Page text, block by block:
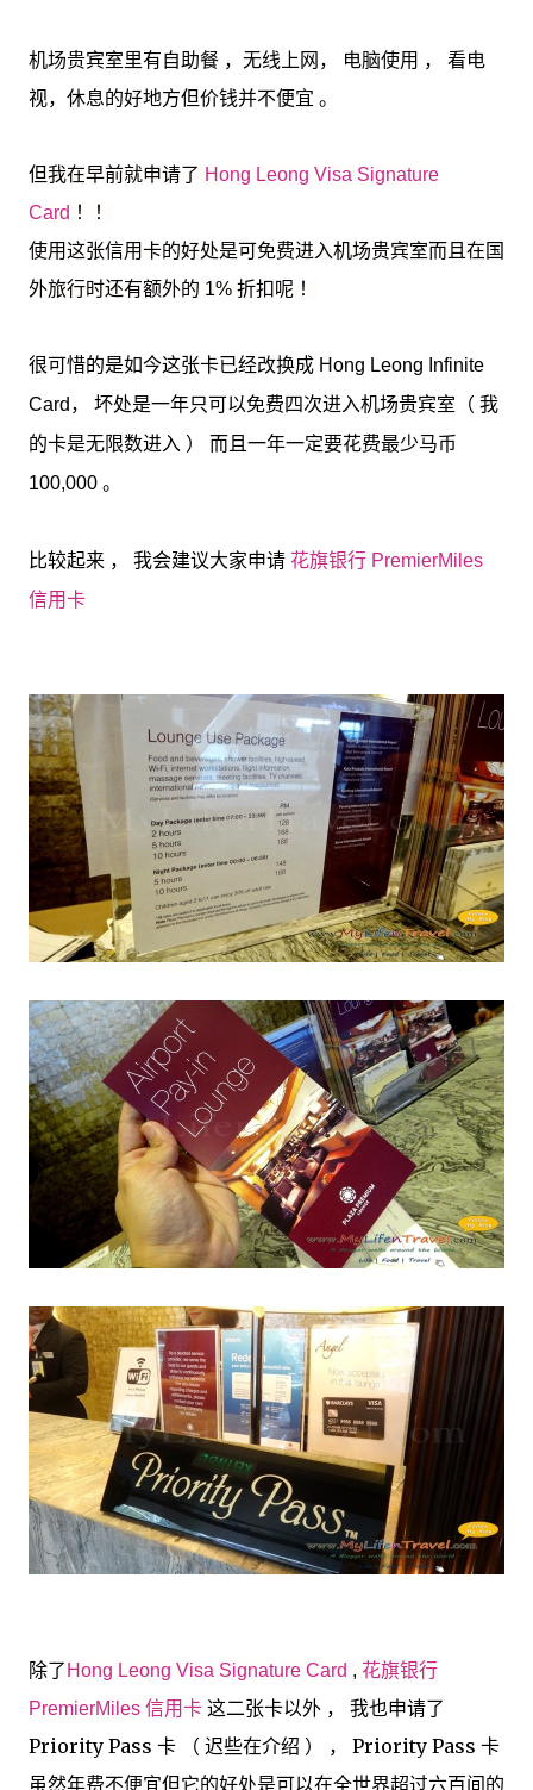
机场贵宾室里有自助餐 ，无线上网， 电脑使用 ， 看电
视，休息的好地方但价钱并不便宜 。
但我在早前就申请了 Hong Leong Visa Signature
Card ！！
使用这张信用卡的好处是可免费进入机场贵宾室而且在国
外旅行时还有额外的 1% 折扣呢 ！
很可惜的是如今这张卡已经改换成 Hong Leong Infinite
Card， 坏处是一年只可以免费四次进入机场贵宾室（ 我
的卡是无限数进入 ） 而且一年一定要花费最少马币
100,000 。
比较起来 ， 我会建议大家申请 花旗银行 PremierMiles
信用卡
除了 Hong Leong Visa Signature Card , 花旗银行
PremierMiles 信用卡 这二张卡以外 ， 我也申请了
Priority Pass 卡 （ 迟些在介绍 ） ， Priority Pass 卡
虽然年费不便宜但它的好处是可以在全世界超过六百间的